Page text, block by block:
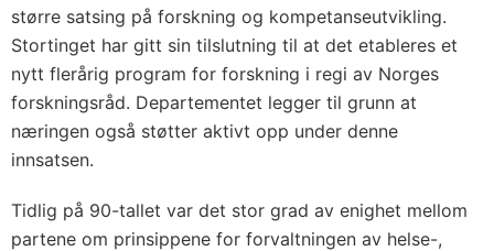
større satsing på forskning og kompetanseutvikling.
Stortinget har gitt sin ­tilslutning til at det etableres et
nytt flerårig program for forskning i regi av Norges
forskningsråd. Departementet legger til grunn at
næringen også støtter aktivt opp under denne
innsatsen.
Tidlig på 90-tallet var det stor grad av enighet mellom
partene om prinsippene for forvaltningen av helse-,